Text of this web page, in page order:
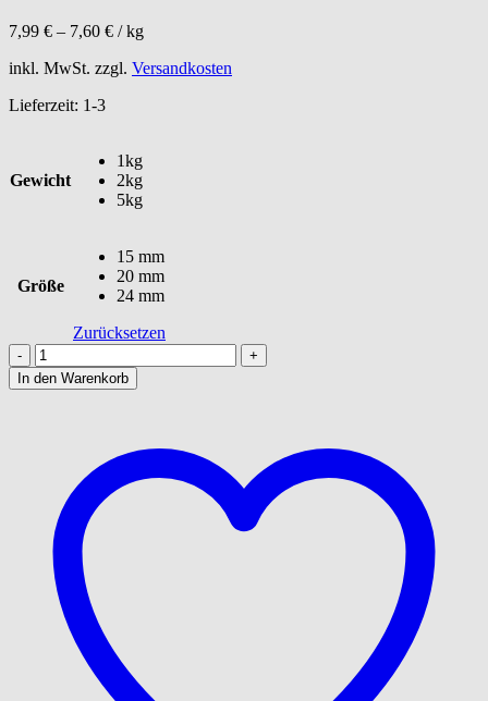
7,99 € – 7,60 € /kg
inkl. MwSt. zzgl. Versandkosten
Lieferzeit: 1-3
Gewicht
1kg
2kg
5kg
Größe
15 mm
20 mm
24 mm
Zurücksetzen
Ice
Cream
Menge
In den Warenkorb